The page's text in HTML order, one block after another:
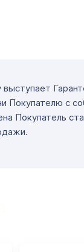
выступает
Покупателю с
Покупатель